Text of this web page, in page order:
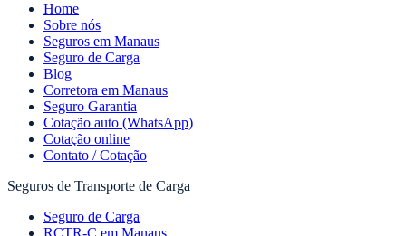
Home
Sobre nós
Seguros em Manaus
Seguro de Carga
Blog
Corretora em Manaus
Seguro Garantia
Cotação auto (WhatsApp)
Cotação online
Contato / Cotação
Seguros de Transporte de Carga
Seguro de Carga